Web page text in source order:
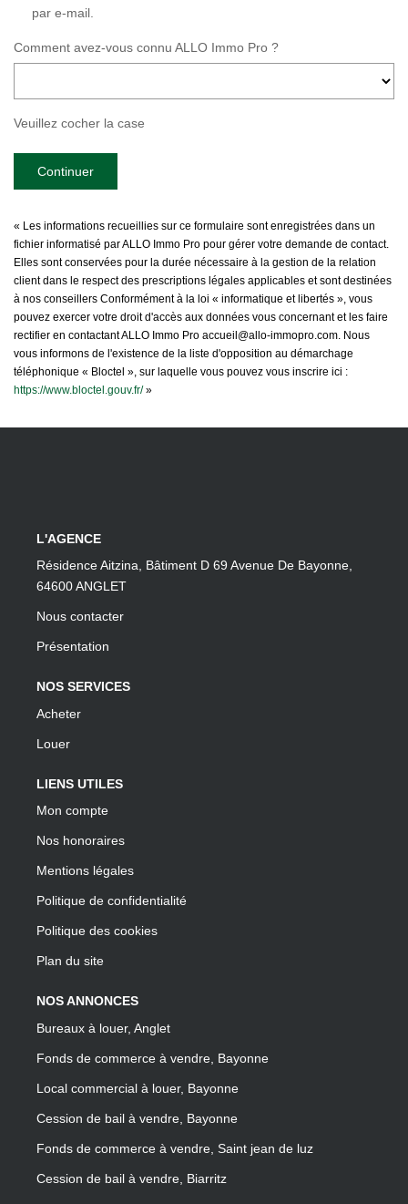
par e-mail.
Comment avez-vous connu ALLO Immo Pro ?
Veuillez cocher la case
Continuer
« Les informations recueillies sur ce formulaire sont enregistrées dans un
fichier informatisé par ALLO Immo Pro pour gérer votre demande de contact.
Elles sont conservées pour la durée nécessaire à la gestion de la relation
client dans le respect des prescriptions légales applicables et sont destinées
à nos conseillers Conformément à la loi « informatique et libertés », vous
pouvez exercer votre droit d'accès aux données vous concernant et les faire
rectifier en contactant ALLO Immo Pro accueil@allo-immopro.com. Nous
vous informons de l'existence de la liste d'opposition au démarchage
téléphonique « Bloctel », sur laquelle vous pouvez vous inscrire ici :
https://www.bloctel.gouv.fr/»
L'AGENCE
Résidence Aitzina, Bâtiment D 69 Avenue De Bayonne,
64600 ANGLET
Nous contacter
Présentation
NOS SERVICES
Acheter
Louer
LIENS UTILES
Mon compte
Nos honoraires
Mentions légales
Politique de confidentialité
Politique des cookies
Plan du site
NOS ANNONCES
Bureaux à louer, Anglet
Fonds de commerce à vendre, Bayonne
Local commercial à louer, Bayonne
Cession de bail à vendre, Bayonne
Fonds de commerce à vendre, Saint jean de luz
Cession de bail à vendre, Biarritz